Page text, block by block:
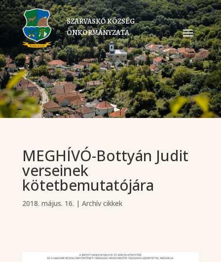
SZARVASKŐ KÖZSÉG
ÖNKORMÁNYZATA
MEGHÍVÓ-Bottyán Judit
verseinek
kötetbemutatójára
2018. május. 16. | Archív cikkek